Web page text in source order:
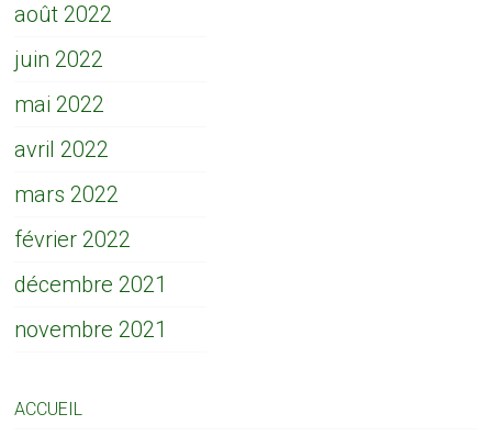
août 2022
juin 2022
mai 2022
avril 2022
mars 2022
février 2022
décembre 2021
novembre 2021
ACCUEIL